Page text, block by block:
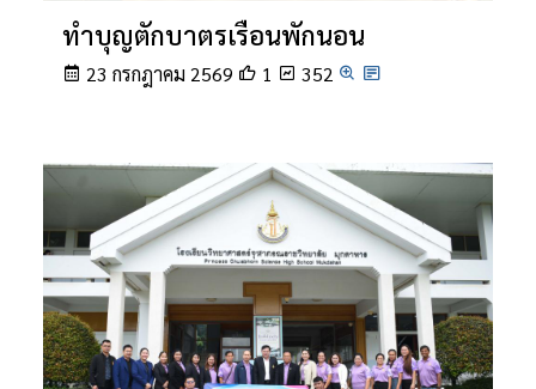
ทำบุญตักบาตรเรือนพักนอน
23 กรกฎาคม 2569 1 352